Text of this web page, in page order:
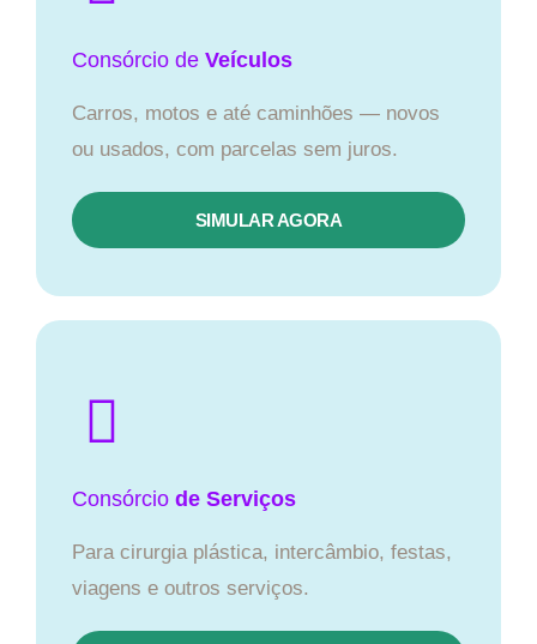
Consórcio de Veículos
Carros, motos e até caminhões — novos
ou usados, com parcelas sem juros.
SIMULAR AGORA
Consórcio de Serviços
Para cirurgia plástica, intercâmbio, festas,
viagens e outros serviços.